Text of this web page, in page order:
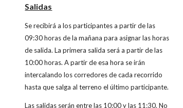
Salidas
Se recibirá a los participantes a partir de las
09:30 horas de la mañana para asignar las horas
de salida. La primera salida será a partir de las
10:00 horas. A partir de esa hora se irán
intercalando los corredores de cada recorrido
hasta que salga al terreno el último participante.
Las salidas serán entre las 10:00 y las 11:30. No